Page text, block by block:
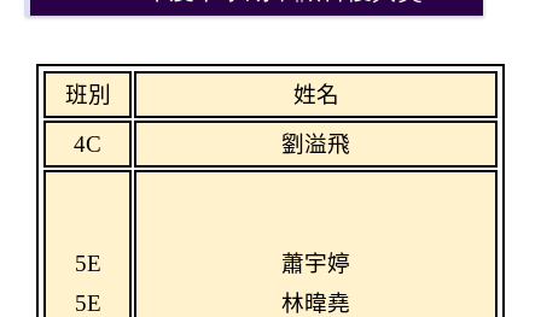
班別
姓名
4C
劉溢飛
5E
5E
蕭宇婷
林暐堯